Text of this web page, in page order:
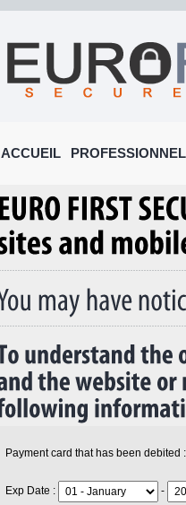
ACCUEIL
Payment card that has been debited
Exp Date : -